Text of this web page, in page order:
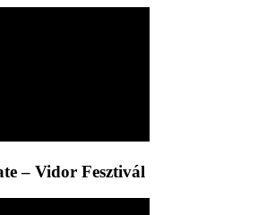
– Vidor Fesztivál